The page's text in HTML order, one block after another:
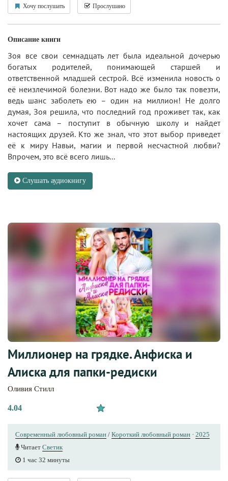
Хочу послушать Прослушано
Описание книги
Зоя все свои семнадцать лет была идеальной дочерью
богатых родителей, понимающей старшей и
ответственной младшей сестрой. Всё изменила новость о
её неизлечимой болезни. Вот надо же было так повезти,
ведь шанс заболеть ею – один на миллион! Не долго
думая, Зоя решила, что последний год проживет так, как
хочет сама – поступит в обычную школу и найдет
настоящих друзей. Кто же знал, что этот выбор приведет
её к миру Навьи, магии и первой несчастной любви?
Впрочем, это всё всего лишь...
Слушать аудиокнигу
Миллионер на грядке. Анфиска и
Алиска для папки-редиски
Оливия Стилл
4.04
Современный любовный роман / Короткий любовный роман · 2025
Читает Светик
1 час 32 минуты